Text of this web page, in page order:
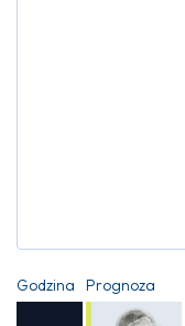
Godzina Prognoza